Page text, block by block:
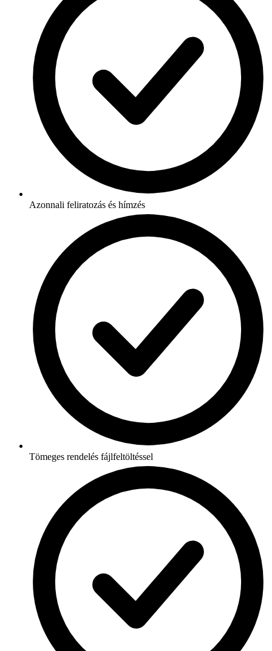
Azonnali feliratozás és hímzés
Tömeges rendelés fájlfeltöltéssel